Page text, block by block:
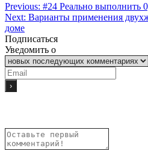
Previous: #24 Реально выполнить
Next: Варианты применения
доме
Подписаться
Уведомить о